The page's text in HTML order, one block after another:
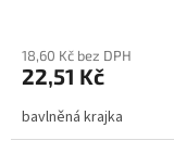
18,60 Kč bez DPH
22,51 Kč
bavlněná krajka